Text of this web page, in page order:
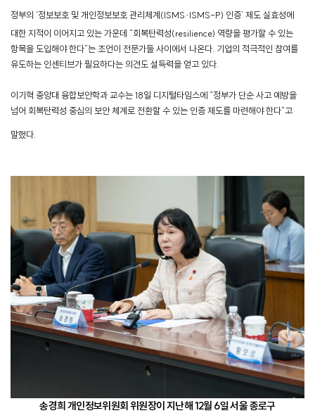
정부의 ‘정보보호 및 개인정보보호 관리체계(ISMS·ISMS-P) 인증’ 제도 실효성에
대한 지적이 이어지고 있는 가운데 “회복탄력성(resilience) 역량을 평가할 수 있는
항목을 도입해야 한다”는 조언이 전문가들 사이에서 나온다. 기업의 적극적인 참여를
유도하는 인센티브가 필요하다는 의견도 설득력을 얻고 있다.
이기혁 중앙대 융합보안학과 교수는 18일 디지털타임스에 “정부가 단순 사고 예방을
넘어 회복탄력성 중심의 보안 체계로 전환할 수 있는 인증 제도를 마련해야 한다”고
말했다.
송경희 개인정보위원회 위원장이 지난해 12월 6일 서울 종로구